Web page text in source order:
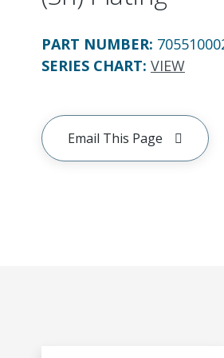
PART NUMBER:
SERIES CHART: VIEW
Email This Page